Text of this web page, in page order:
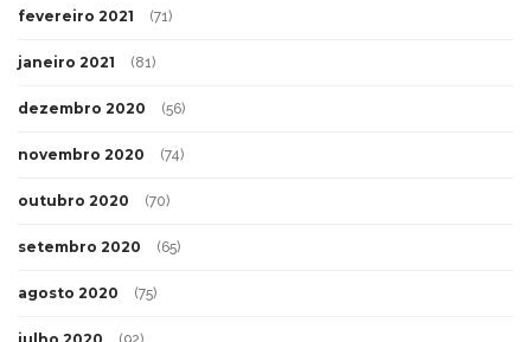
fevereiro 2021 (71)
janeiro 2021 (81)
dezembro 2020 (56)
novembro 2020 (74)
outubro 2020 (70)
setembro 2020 (65)
agosto 2020 (75)